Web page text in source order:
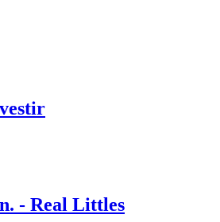
- Real Littles